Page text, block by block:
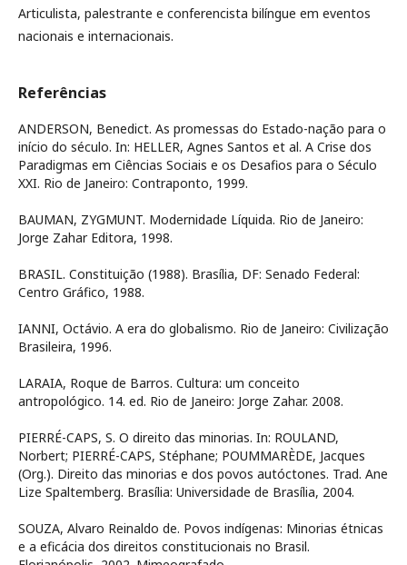
Articulista, palestrante e conferencista bilíngue em eventos
nacionais e internacionais.
Referências
ANDERSON, Benedict. As promessas do Estado-nação para o
início do século. In: HELLER, Agnes Santos et al. A Crise dos
Paradigmas em Ciências Sociais e os Desafios para o Século
XXI. Rio de Janeiro: Contraponto, 1999.
BAUMAN, ZYGMUNT. Modernidade Líquida. Rio de Janeiro:
Jorge Zahar Editora, 1998.
BRASIL. Constituição (1988). Brasília, DF: Senado Federal:
Centro Gráfico, 1988.
IANNI, Octávio. A era do globalismo. Rio de Janeiro: Civilização
Brasileira, 1996.
LARAIA, Roque de Barros. Cultura: um conceito
antropológico. 14. ed. Rio de Janeiro: Jorge Zahar. 2008.
PIERRÉ-CAPS, S. O direito das minorias. In: ROULAND,
Norbert; PIERRÉ-CAPS, Stéphane; POUMMARÈDE, Jacques
(Org.). Direito das minorias e dos povos autóctones. Trad. Ane
Lize Spaltemberg. Brasília: Universidade de Brasília, 2004.
SOUZA, Alvaro Reinaldo de. Povos indígenas: Minorias étnicas
e a eficácia dos direitos constitucionais no Brasil.